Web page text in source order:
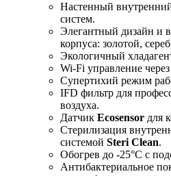
Настенный
систем.
Элегантный дизайн и
корпуса: золотой,
Экологичный
Wi-Fi управление
Супертихий режим
IFD фильтр для
воздуха.
Датчик Ecosensor для
Стерилизация
системой Steri Clean.
Обогрев до -25°C с
Антибактериальное